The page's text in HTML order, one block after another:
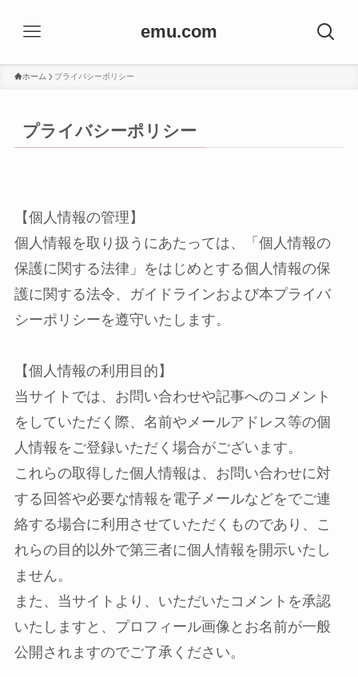
emu.com
ホーム プライバシーポリシー
プライバシーポリシー
【個人情報の管理】
個人情報を取り扱うにあたっては、「個人情報の
保護に関する法律」をはじめとする個人情報の保
護に関する法令、ガイドラインおよび本プライバ
シーポリシーを遵守いたします。
【個人情報の利用目的】
当サイトでは、お問い合わせや記事へのコメント
をしていただく際、名前やメールアドレス等の個
人情報をご登録いただく場合がございます。
これらの取得した個人情報は、お問い合わせに対
する回答や必要な情報を電子メールなどをでご連
絡する場合に利用させていただくものであり、こ
れらの目的以外で第三者に個人情報を開示いたし
ません。
また、当サイトより、いただいたコメントを承認
いたしますと、プロフィール画像とお名前が一般
公開されますのでご了承ください。